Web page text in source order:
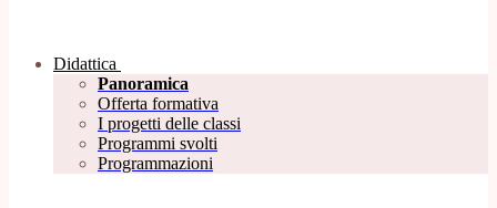
Didattica
Panoramica
Offerta formativa
I progetti delle classi
Programmi svolti
Programmazioni